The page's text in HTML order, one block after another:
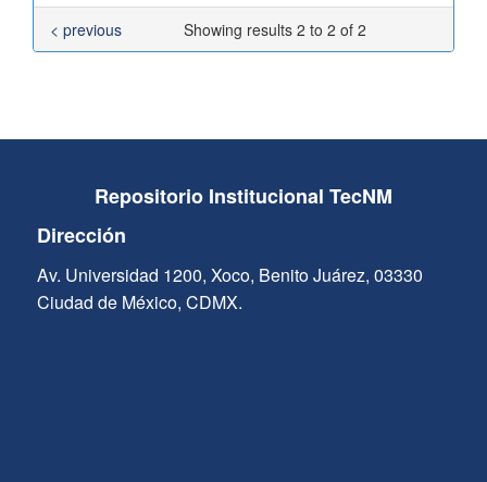
Showing results 2 to 2 of 2
< previous
Repositorio Institucional TecNM
Dirección
Av. Universidad 1200, Xoco, Benito Juárez, 03330
Ciudad de México, CDMX.